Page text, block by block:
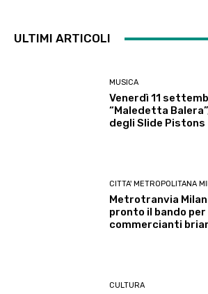
ULTIMI ARTICOLI
MUSICA
Venerdì 11
“Maledetta
degli Slide Pistons
CITTA' METROPOLITANA
Metrotranvia
pronto il bando
commercianti
CULTURA